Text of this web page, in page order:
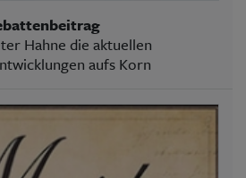
Hahne die aktuellen
aufs Korn